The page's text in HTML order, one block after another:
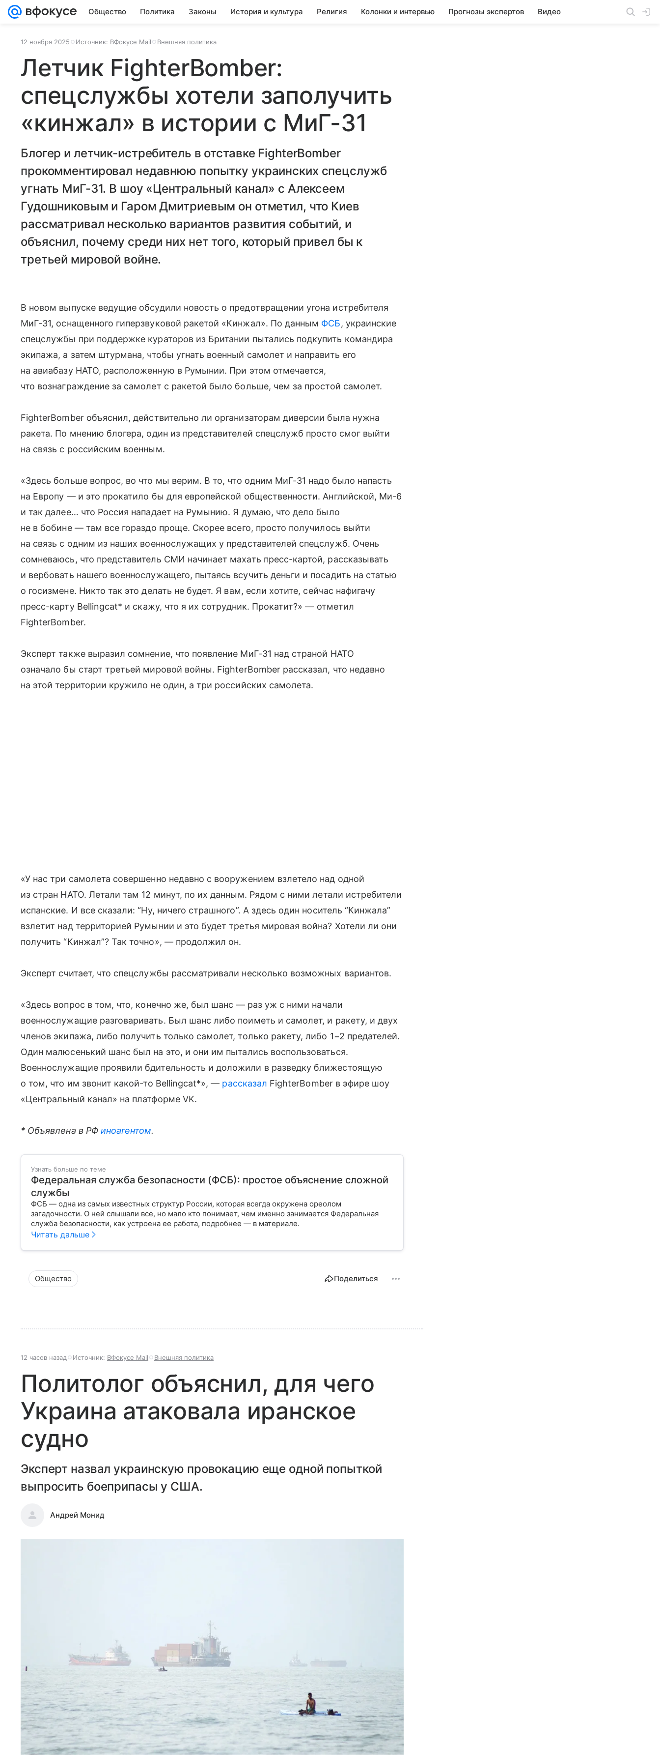
Общество Политика Законы История и культура Религия Колонки и интервью Прогнозы экспертов Видео
12 ноября 2025 Источник: ВФокусе Mail Внешняя политика
Летчик FighterBomber:
спецслужбы хотели заполучить
«кинжал» в истории с МиГ-31
Блогер и летчик-истребитель в отставке FighterBomber
прокомментировал недавнюю попытку украинских спецслужб
угнать МиГ-31. В шоу «Центральный канал» с Алексеем
Гудошниковым и Гаром Дмитриевым он отметил, что Киев
рассматривал несколько вариантов развития событий, и
объяснил, почему среди них нет того, который привел бы к
третьей мировой войне.
В новом выпуске ведущие обсудили новость о предотвращении угона истребителя
МиГ-31, оснащенного гиперзвуковой ракетой «Кинжал». По данным ФСБ, украинские
спецслужбы при поддержке кураторов из Британии пытались подкупить командира
экипажа, а затем штурмана, чтобы угнать военный самолет и направить его
на авиабазу НАТО, расположенную в Румынии. При этом отмечается,
что вознаграждение за самолет с ракетой было больше, чем за простой самолет.
FighterBomber объяснил, действительно ли организаторам диверсии была нужна
ракета. По мнению блогера, один из представителей спецслужб просто смог выйти
на связь с российским военным.
«Здесь больше вопрос, во что мы верим. В то, что одним МиГ-31 надо было напасть
на Европу — и это прокатило бы для европейской общественности. Английской, Ми-6
и так далее… что Россия нападает на Румынию. Я думаю, что дело было
не в бобине — там все гораздо проще. Скорее всего, просто получилось выйти
на связь с одним из наших военнослужащих у представителей спецслужб. Очень
сомневаюсь, что представитель СМИ начинает махать пресс-картой, рассказывать
и вербовать нашего военнослужащего, пытаясь всучить деньги и посадить на статью
о госизмене. Никто так это делать не будет. Я вам, если хотите, сейчас нафигачу
пресс-карту Bellingcat* и скажу, что я их сотрудник. Прокатит?» — отметил
FighterBomber.
Эксперт также выразил сомнение, что появление МиГ-31 над страной НАТО
означало бы старт третьей мировой войны. FighterBomber рассказал, что недавно
на этой территории кружило не один, а три российских самолета.
«У нас три самолета совершенно недавно с вооружением взлетело над одной
из стран НАТО. Летали там 12 минут, по их данным. Рядом с ними летали истребители
испанские. И все сказали: “Ну, ничего страшного”. А здесь один носитель “Кинжала”
взлетит над территорией Румынии и это будет третья мировая война? Хотели ли они
получить “Кинжал”? Так точно», — продолжил он.
Эксперт считает, что спецслужбы рассматривали несколько возможных вариантов.
«Здесь вопрос в том, что, конечно же, был шанс — раз уж с ними начали
военнослужащие разговаривать. Был шанс либо поиметь и самолет, и ракету, и двух
членов экипажа, либо получить только самолет, только ракету, либо 1−2 предателей.
Один малюсенький шанс был на это, и они им пытались воспользоваться.
Военнослужащие проявили бдительность и доложили в разведку ближестоящую
о том, что им звонит какой-то Bellingcat*», — рассказал FighterBomber в эфире шоу
«Центральный канал» на платформе VK.
* Объявлена в РФ иноагентом.
Узнать больше по теме
Федеральная служба безопасности (ФСБ): простое объяснение сложной
службы
ФСБ — одна из самых известных структур России, которая всегда окружена ореолом
загадочности. О ней слышали все, но мало кто понимает, чем именно занимается Федеральная
служба безопасности, как устроена ее работа, подробнее — в материале.
Читать дальше
Общество Поделиться
12 часов назад Источник: ВФокусе Mail Внешняя политика
Политолог объяснил, для чего
Украина атаковала иранское
судно
Эксперт назвал украинскую провокацию еще одной попыткой
выпросить боеприпасы у США.
Андрей Монид